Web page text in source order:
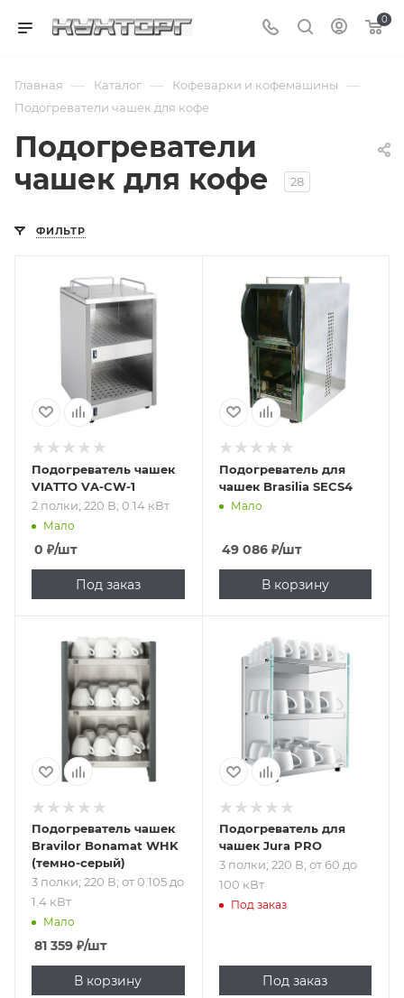
0
Главная — Каталог — Кофеварки и кофемашины —
Подогреватели чашек для кофе
Подогреватели
чашек для кофе
28
ФИЛЬТР
Подпись к товару
2 полки; 220 В;
Подогреватель чашек
VIATTO VA-CW-1
2 полки; 220 В; 0.14 кВт
Мало
0 ₽/шт
Под заказ
Подогреватель для
чашек Brasilia SECS4
Мало
49 086₽/шт
В корзину
Подпись к товару
3 полки; 220 В; от
0.105 до 1.4 кВт
Подогреватель чашек
Bravilor Bonamat WHK
(темно-серый)
3 полки; 220 В; от 0.105 до
1.4 кВт
Мало
81 359 ₽/шт
В корзину
Подпись к товару
3 полки; 220 В; от
60 до 100 кВт
Подогреватель для
чашек Jura PRO
3 полки; 220 В; от 60 до
100 кВт
Под заказ
Под заказ